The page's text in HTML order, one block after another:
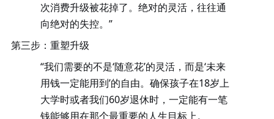
次消费升级被花掉了。 绝对的灵活，往往通
向绝对的失控。 ”
第三步：重塑升级
“我们需要的不是‘随意花’的灵活，而是‘未来
用钱一定能用到’的自由。确保孩子在18岁上
大学时或者我们60岁退休时，一定能有一笔
钱能够用在那个最重要的人生目标上。